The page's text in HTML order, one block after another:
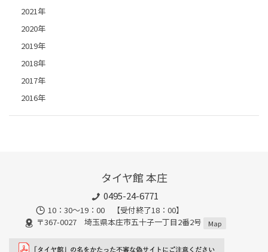
2021年
2020年
2019年
2018年
2017年
2016年
タイヤ館 本庄
0495-24-6771
10：30～19：00 【受付終了18：00】
〒367-0027 埼玉県本庄市五十子一丁目2番2号
Map